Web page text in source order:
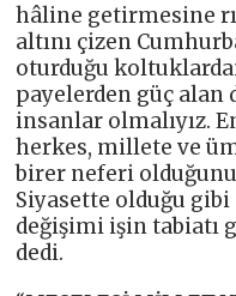
hâline getirmesine
altını çizen
oturduğu
payelerden güç alan
insanlar olmalıyız.
herkes, millete ve
birer neferi olduğunu
Siyasette olduğu
değişimi işin tabiatı
dedi.